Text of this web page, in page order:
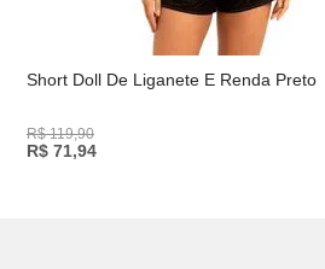
Short Doll De Liganete E Renda Preto
R$ 119,90
R$ 71,94